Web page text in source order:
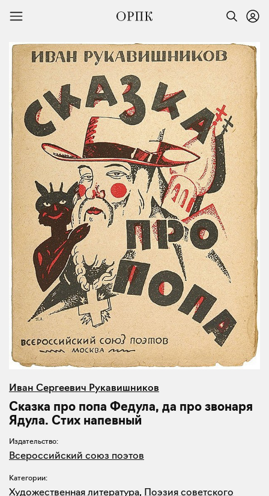
Иван Сергеевич Рукавишников
Сказка про попа Федула, да про звонаря
Ядула. Стих напевный
Издательство:
Всероссийский союз поэтов
Категории:
Художественная литература, Поэзия советского